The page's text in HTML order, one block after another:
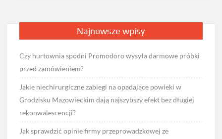
Najnowsze wpisy
Czy hurtownia spodni Promodoro wysyła darmowe próbki
przed zamówieniem?
Jakie niechirurgiczne zabiegi na opadające powieki w
Grodzisku Mazowieckim dają najszybszy efekt bez długiej
rekonwalescencji?
Jak sprawdzić opinie firmy przeprowadzkowej ze